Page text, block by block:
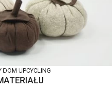
DOM UPCYCLING